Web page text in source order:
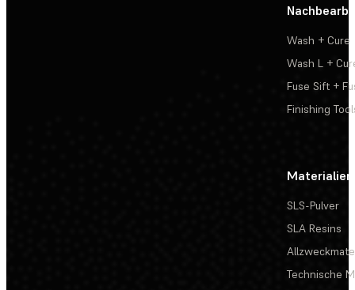
Wash + Cure
Wash L +
Fuse Sift +
Finishing
Materialien
SLS-Pulver
SLA Resins
Technische